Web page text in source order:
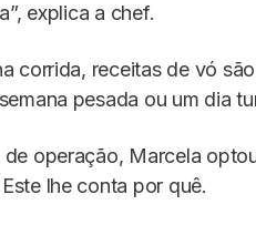
explica a chef.
corrida, receitas de vó
pesada ou um dia
de operação, Marcela
lhe conta por quê.